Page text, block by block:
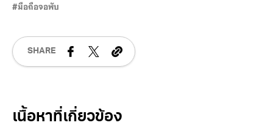
มือถือจอพับ
SHARE
Related Posts